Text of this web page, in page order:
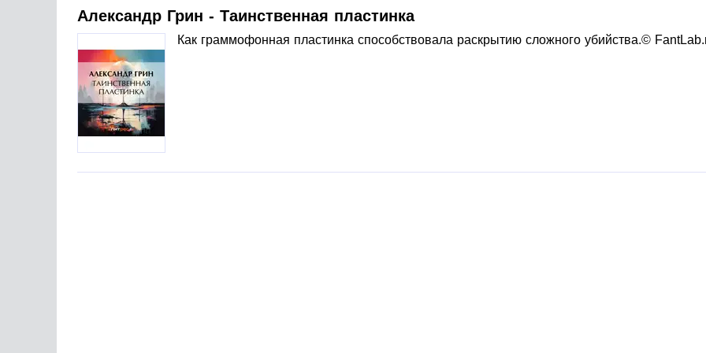
Александр Грин - Таинственная пластинка
Как граммофонная пластинка способствовала раскрытию сложного убийства.©